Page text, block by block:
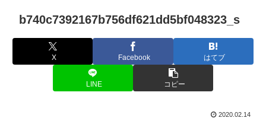
b740c7392167b756df621dd5bf048323_s
X Facebook はてブ
LINE コピー
2020.02.14